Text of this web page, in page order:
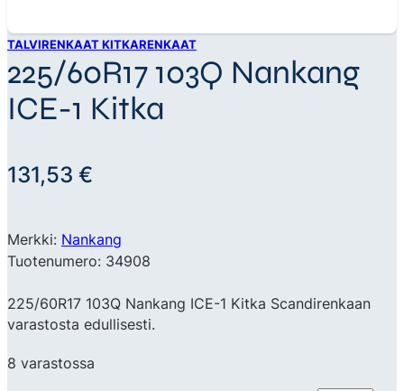
TALVIRENKAAT KITKARENKAAT
225/60R17 103Q Nankang
ICE-1 Kitka
131,53 €
Merkki: Nankang
Tuotenumero: 34908
225/60R17 103Q Nankang ICE-1 Kitka Scandirenkaan
varastosta edullisesti.
8 varastossa